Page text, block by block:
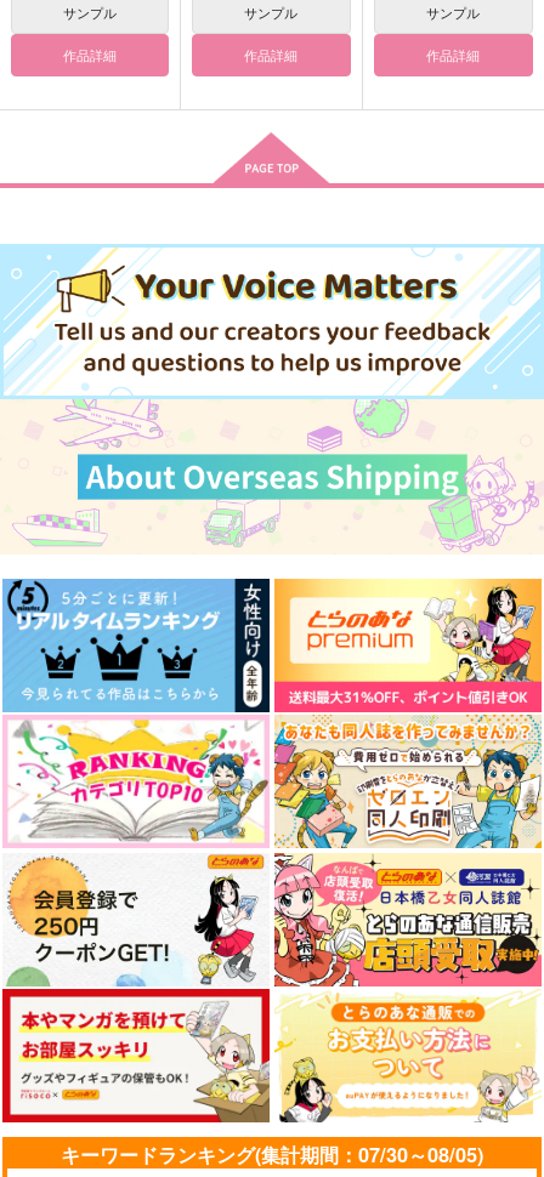
サンプル
作品詳細
サンプル
作品詳細
サンプル
作品詳細
サンプル
作品詳細
キーワードランキング(集計期間：07/30～08/05)